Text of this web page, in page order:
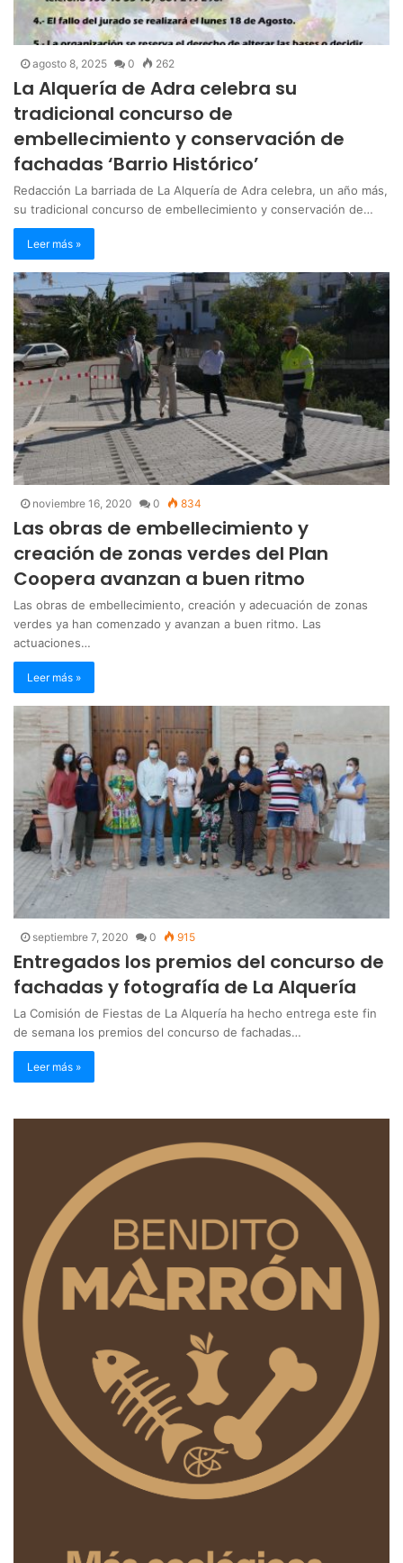
agosto 8, 2025 0 262
La Alquería de Adra celebra su
tradicional concurso de
embellecimiento y conservación de
fachadas ‘Barrio Histórico’
Redacción La barriada de La Alquería de Adra celebra, un año más,
su tradicional concurso de embellecimiento y conservación de…
Leer más »
noviembre 16, 2020 0 834
Las obras de embellecimiento y
creación de zonas verdes del Plan
Coopera avanzan a buen ritmo
Las obras de embellecimiento, creación y adecuación de zonas
verdes ya han comenzado y avanzan a buen ritmo. Las
actuaciones…
Leer más »
septiembre 7, 2020 0 915
Entregados los premios del concurso de
fachadas y fotografía de La Alquería
La Comisión de Fiestas de La Alquería ha hecho entrega este fin
de semana los premios del concurso de fachadas…
Leer más »